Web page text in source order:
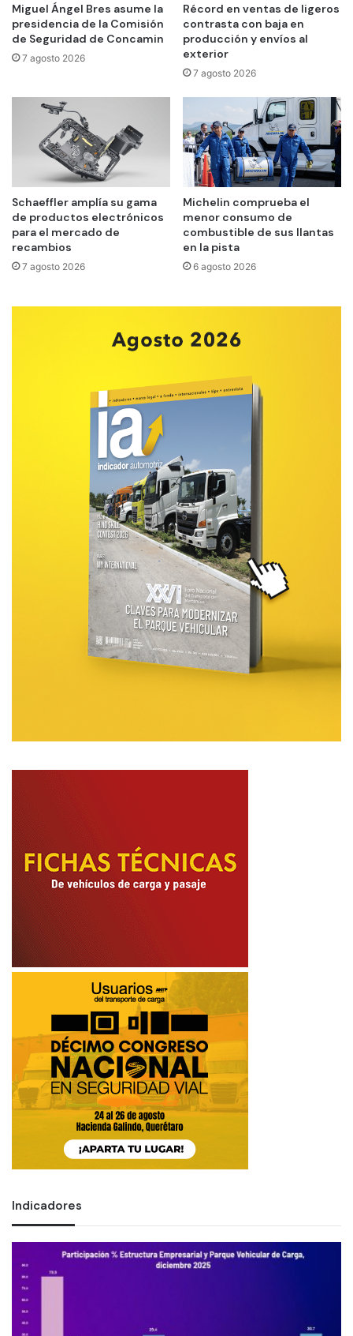
Miguel Ángel Bres asume la
presidencia de la Comisión
de Seguridad de Concamin
7 agosto 2026
Récord en ventas de ligeros
contrasta con baja en
producción y envíos al
exterior
7 agosto 2026
Schaeffler amplía su gama
de productos electrónicos
para el mercado de
recambios
7 agosto 2026
Michelin comprueba el
menor consumo de
combustible de sus llantas
en la pista
6 agosto 2026
Indicadores